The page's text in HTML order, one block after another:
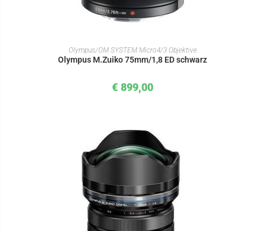
IN DEN WARENKORB
Olympus/OM SYSTEM Micro4/3 Objektive
Olympus M.Zuiko 75mm/1,8 ED schwarz
€ 899,00